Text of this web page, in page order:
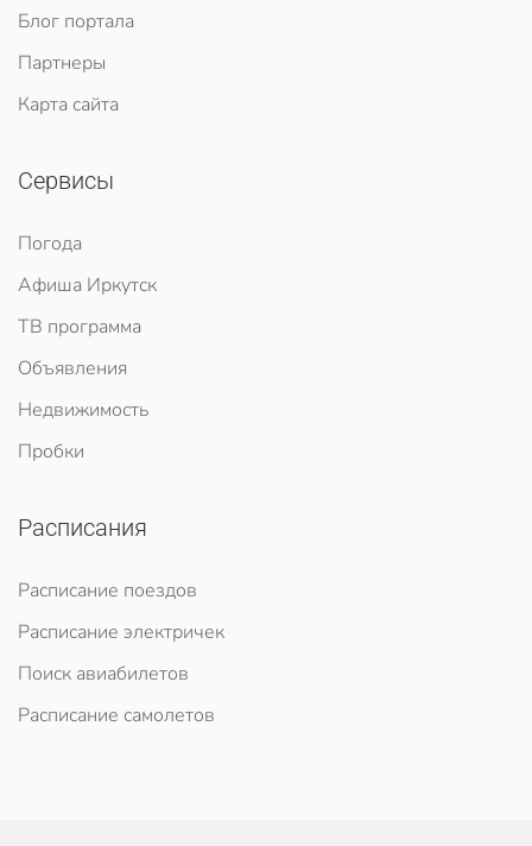
Блог портала
Партнеры
Карта сайта
Сервисы
Погода
Афиша Иркутск
ТВ программа
Объявления
Недвижимость
Пробки
Расписания
Расписание поездов
Расписание электричек
Поиск авиабилетов
Расписание самолетов